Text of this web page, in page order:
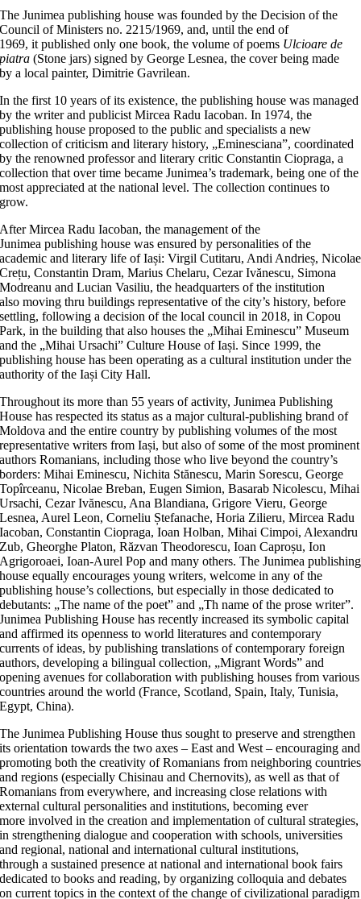
The Junimea publishing house was founded by the Decision of the
Council of Ministers no. 2215/1969, and, until the end of
1969, it published only one book, the volume of poems Ulcioare de
piatra (Stone jars) signed by George Lesnea, the cover being made
by a local painter, Dimitrie Gavrilean.
In the first 10 years of its existence, the publishing house was managed
by the writer and publicist Mircea Radu Iacoban. In 1974, the
publishing house proposed to the public and specialists a new
collection of criticism and literary history, „Eminesciana”, coordinated
by the renowned professor and literary critic Constantin Ciopraga, a
collection that over time became Junimea’s trademark, being one of the
most appreciated at the national level. The collection continues to
grow.
After Mircea Radu Iacoban, the management of the
Junimea publishing house was ensured by personalities of the
academic and literary life of Iași: Virgil Cutitaru, Andi Andrieș, Nicolae
Crețu, Constantin Dram, Marius Chelaru, Cezar Ivănescu, Simona
Modreanu and Lucian Vasiliu, the headquarters of the institution
also moving thru buildings representative of the city’s history, before
settling, following a decision of the local council in 2018, in Copou
Park, in the building that also houses the „Mihai Eminescu” Museum
and the „Mihai Ursachi” Culture House of Iași. Since 1999, the
publishing house has been operating as a cultural institution under the
authority of the Iași City Hall.
Throughout its more than 55 years of activity, Junimea Publishing
House has respected its status as a major cultural-publishing brand of
Moldova and the entire country by publishing volumes of the most
representative writers from Iași, but also of some of the most prominent
authors Romanians, including those who live beyond the country’s
borders: Mihai Eminescu, Nichita Stănescu, Marin Sorescu, George
Topîrceanu, Nicolae Breban, Eugen Simion, Basarab Nicolescu, Mihai
Ursachi, Cezar Ivănescu, Ana Blandiana, Grigore Vieru, George
Lesnea, Aurel Leon, Corneliu Ștefanache, Horia Zilieru, Mircea Radu
Iacoban, Constantin Ciopraga, Ioan Holban, Mihai Cimpoi, Alexandru
Zub, Gheorghe Platon, Răzvan Theodorescu, Ioan Caproșu, Ion
Agrigoroaei, Ioan-Aurel Pop and many others. The Junimea publishing
house equally encourages young writers, welcome in any of the
publishing house’s collections, but especially in those dedicated to
debutants: „The name of the poet” and „Th name of the prose writer”.
Junimea Publishing House has recently increased its symbolic capital
and affirmed its openness to world literatures and contemporary
currents of ideas, by publishing translations of contemporary foreign
authors, developing a bilingual collection, „Migrant Words” and
opening avenues for collaboration with publishing houses from various
countries around the world (France, Scotland, Spain, Italy, Tunisia,
Egypt, China).
The Junimea Publishing House thus sought to preserve and strengthen
its orientation towards the two axes – East and West – encouraging and
promoting both the creativity of Romanians from neighboring countries
and regions (especially Chisinau and Chernovits), as well as that of
Romanians from everywhere, and increasing close relations with
external cultural personalities and institutions, becoming ever
more involved in the creation and implementation of cultural strategies,
in strengthening dialogue and cooperation with schools, universities
and regional, national and international cultural institutions,
through a sustained presence at national and international book fairs
dedicated to books and reading, by organizing colloquia and debates
on current topics in the context of the change of civilizational paradigm